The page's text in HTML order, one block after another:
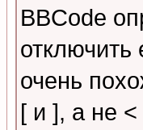
BBCode
очень
[ и ], а не